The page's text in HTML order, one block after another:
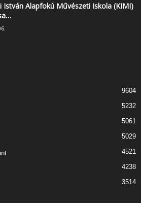
István Alapfokú Művészeti Iskola (KIMI)
9604
5232
5061
5029
4521
4238
3514